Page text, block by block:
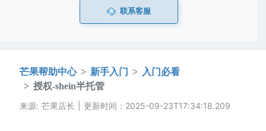
联系客服
芒果帮助中心 新手入门
入门必看
授权-shein半托管
来源: 芒果店长 | 更新时间：2025-09-23T17:34:18.209